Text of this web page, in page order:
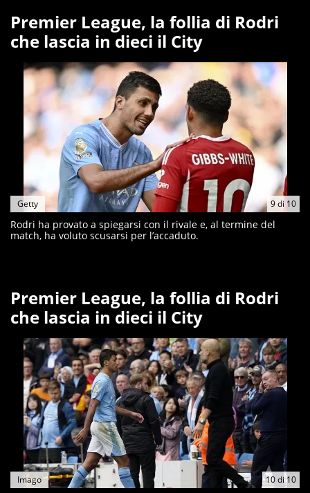
Premier League, la follia di Rodri
che lascia in dieci il City
9di 10
Getty
Rodri ha provato a spiegarsi con il rivale e, al termine del
match, ha voluto scusarsi per l’accaduto.
Premier League, la follia di Rodri
che lascia in dieci il City
10di 10
Imago